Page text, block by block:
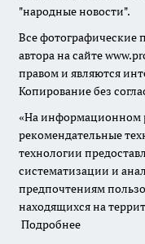
"народные новости".
Все фотографические
автора на сайте
правом и являются
Копирование без
«На информационном
рекомендательные
технологии
систематизации и
предпочтениям
находящихся на
Подробнее